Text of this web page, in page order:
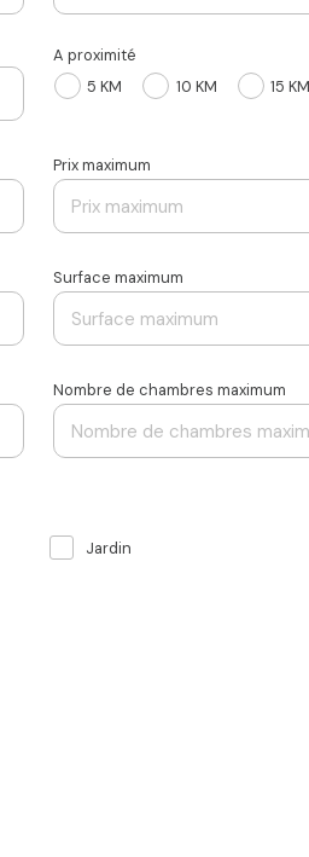
A proximité
5 KM
10 KM 15
Prix maximum
Surface maximum
Nombre de chambres maximum
Jardin